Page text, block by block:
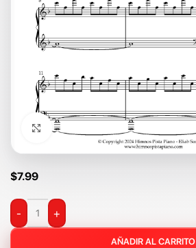
Click to enlarge
$7.99
- +
AÑADIR AL CARRITO